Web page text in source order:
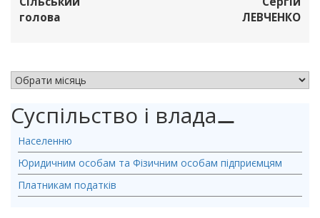
голова
ЛЕВЧЕНКО
Суспільство і влада⚊
Населенню
Юридичним особам та Фізичним особам підприємцям
Платникам податків